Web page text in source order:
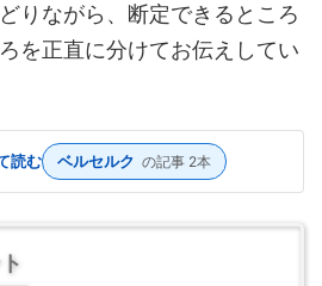
りながら、断定できるところ
を正直に分けてお伝えしてい
読む ベルセルク の記事 2本